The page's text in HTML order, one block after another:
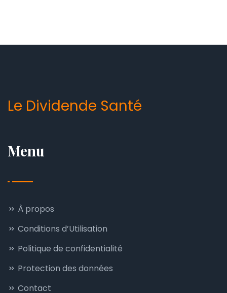
Le Dividende Santé
Menu
À propos
Conditions d’Utilisation
Politique de confidentialité
Protection des données
Contact